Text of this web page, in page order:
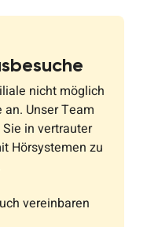
nicht möglich
Unser Team
in vertrauter
Hörsystemen zu
vereinbaren